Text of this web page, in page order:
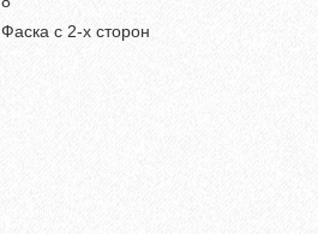
Фаска с 2-х сторон